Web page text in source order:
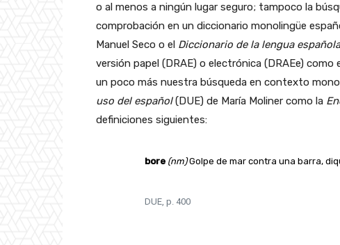
o al menos a ningún lugar seguro; tampoco la
comprobación en un diccionario monolingüe
Manuel Seco o el Diccionario de la lengua
versión papel (DRAE) o electrónica (DRAEe) como
un poco más nuestra búsqueda en contexto
uso del español(DUE) de María Moliner como la
definiciones siguientes:
bore (nm)Golpe de mar contra una barra,
DUE, p. 400